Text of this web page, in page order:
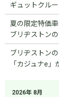
ギュットクル
夏の限定特価
ブリヂストン
ブリヂストン
「カジュナe」
2026年 8月